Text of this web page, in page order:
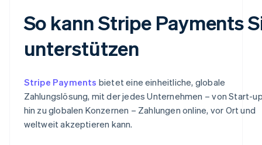
So kann Stripe Payments
unterstützen
Stripe Payments bietet eine einheitliche, globale
Zahlungslösung, mit der jedes Unternehmen – von Start-
hin zu globalen Konzernen – Zahlungen online, vor Ort und
weltweit akzeptieren kann.